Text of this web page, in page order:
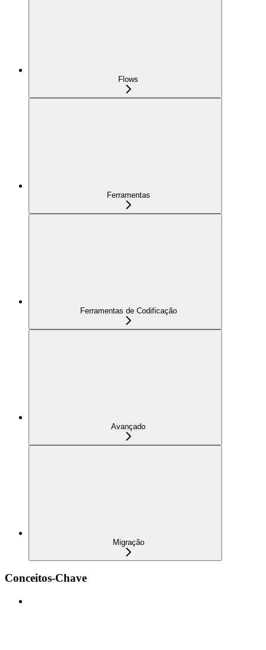
Flows
Ferramentas
Ferramentas de Codificação
Avançado
Migração
Conceitos-Chave